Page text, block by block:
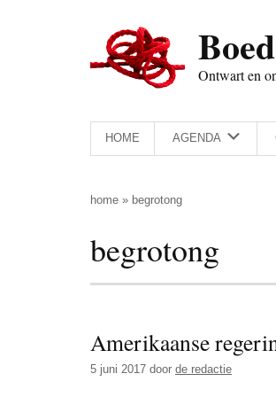
Ontwart en
HOME AGENDA
home » begrotong
begrotong
Amerikaanse
5 juni 2017 door de redactie